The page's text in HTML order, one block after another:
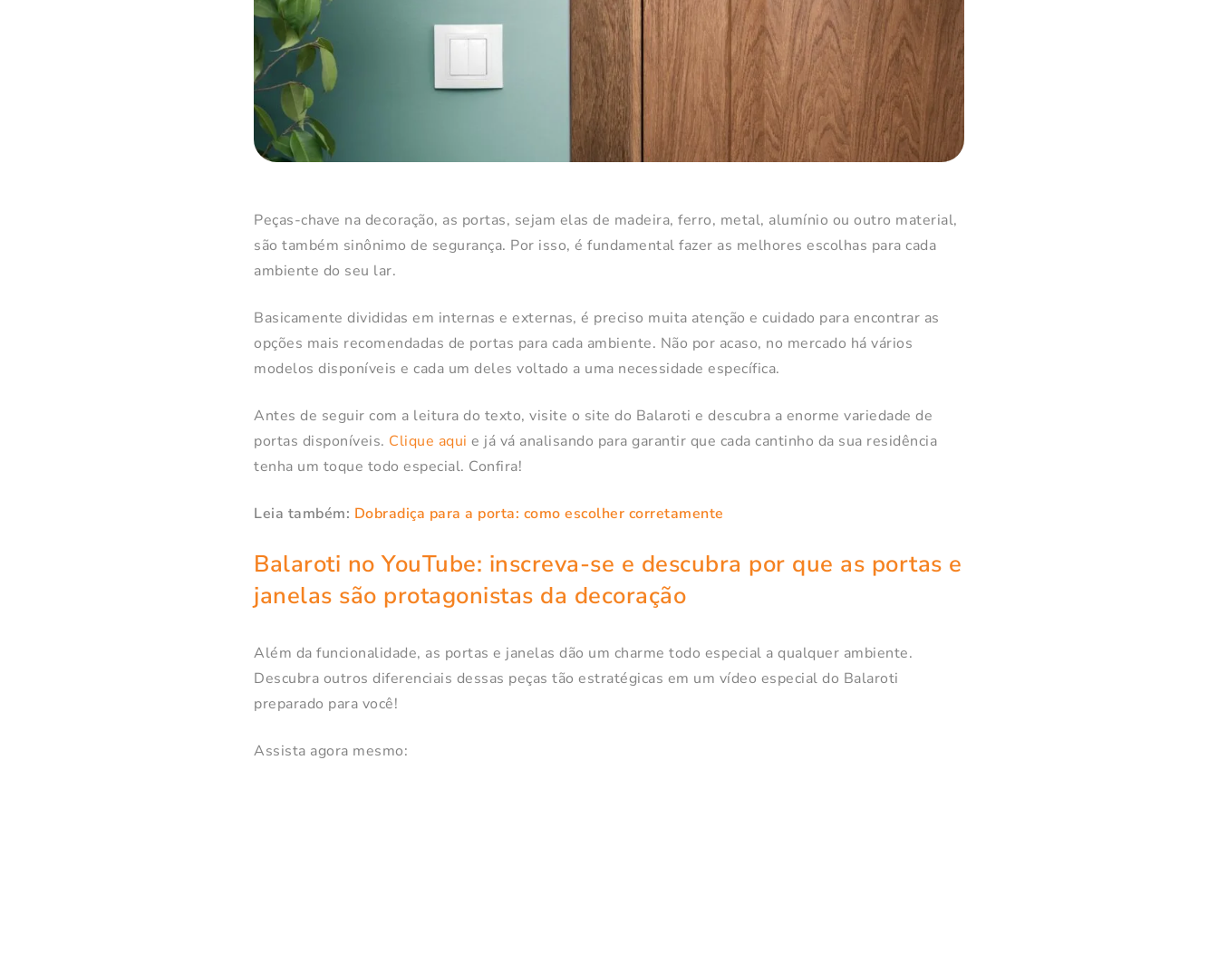
Peças-chave na decoração, as portas, sejam elas de madeira, ferro, metal, alumínio ou outro material,
são também sinônimo de segurança. Por isso, é fundamental fazer as melhores escolhas para cada
ambiente do seu lar.
Basicamente divididas em internas e externas, é preciso muita atenção e cuidado para encontrar as
opções mais recomendadas de portas para cada ambiente. Não por acaso, no mercado há vários
modelos disponíveis e cada um deles voltado a uma necessidade específica.
Antes de seguir com a leitura do texto, visite o site do Balaroti e descubra a enorme variedade de
portas disponíveis. Clique aqui e já vá analisando para garantir que cada cantinho da sua residência
tenha um toque todo especial. Confira!
Leia também: Dobradiça para a porta: como escolher corretamente
Balaroti no YouTube: inscreva-se e descubra por que as portas e
janelas são protagonistas da decoração
Além da funcionalidade, as portas e janelas dão um charme todo especial a qualquer ambiente.
Descubra outros diferenciais dessas peças tão estratégicas em um vídeo especial do Balaroti
preparado para você!
Assista agora mesmo: